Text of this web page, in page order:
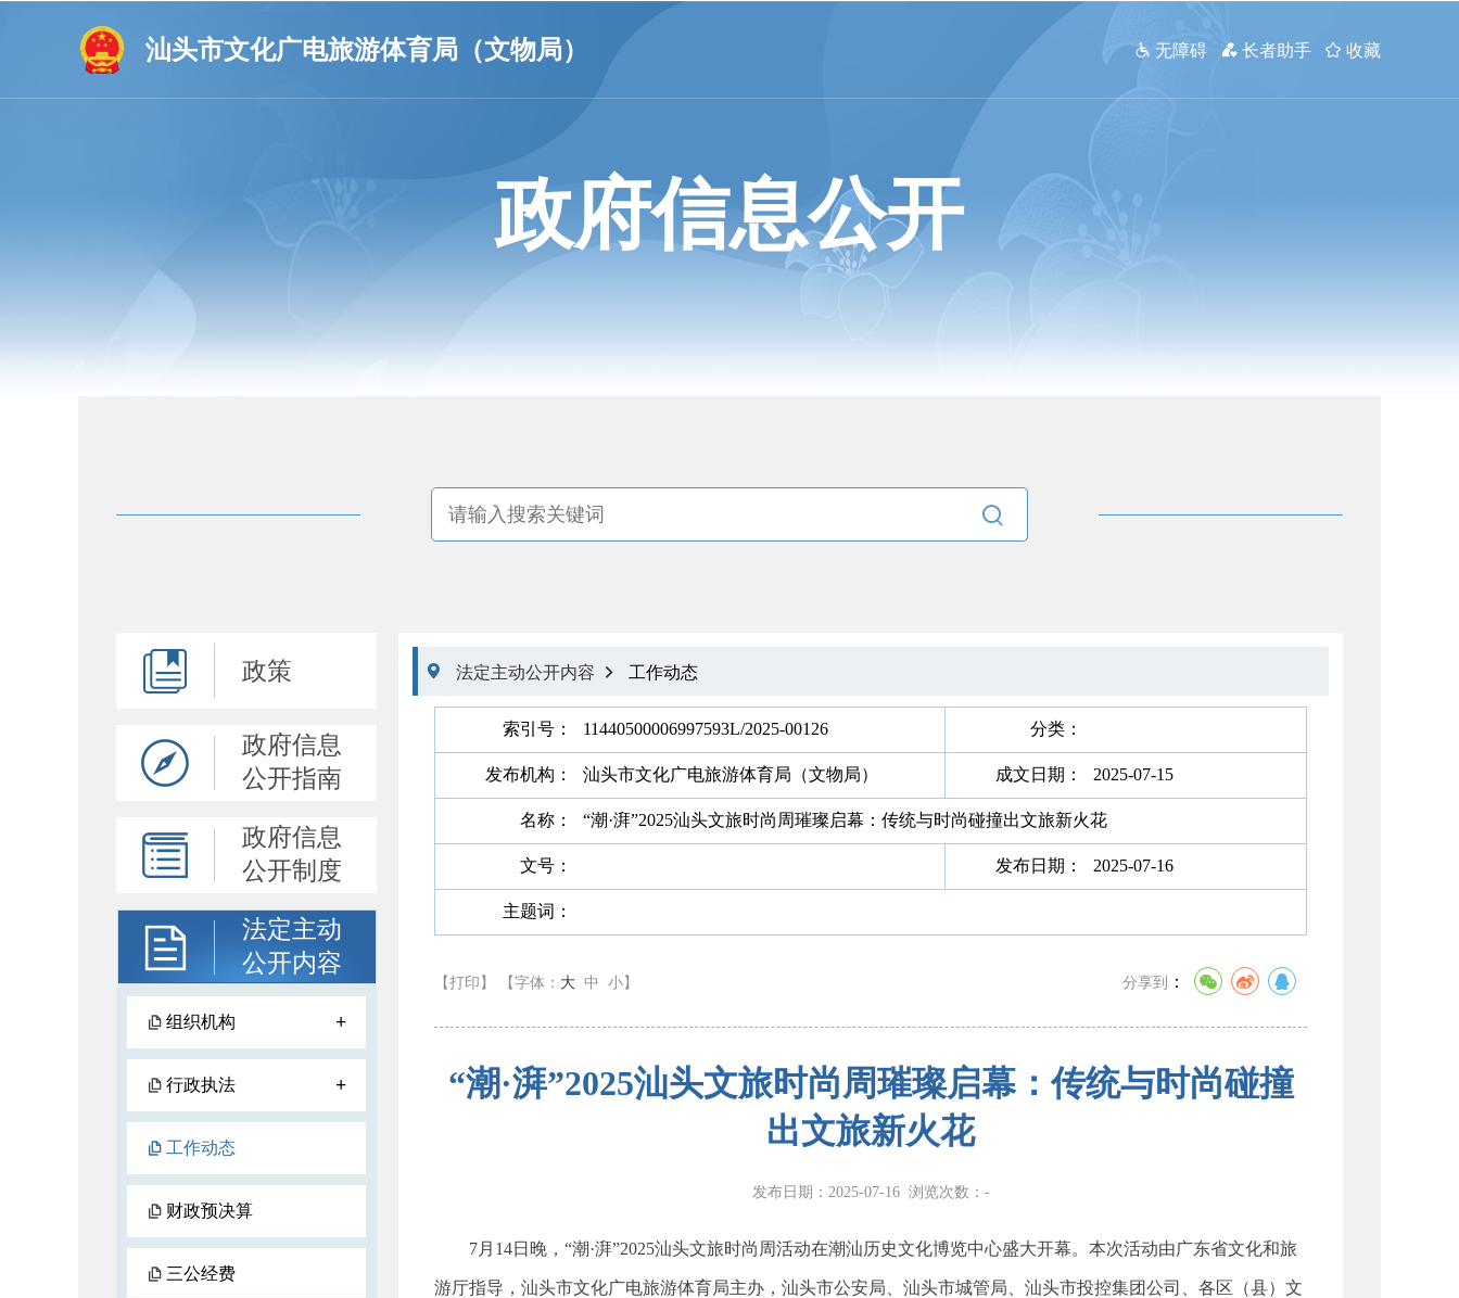
汕头市文化广电旅游体育局（文物局）  无障碍  长者助手  收藏
政府信息公开

政策
政府信息
公开指南
政府信息
公开制度
法定主动
公开内容
组织机构 +
行政执法 +
工作动态
财政预决算
三公经费
 法定主动公开内容  工作动态
索引号： 11440500006997593L/2025-00126 分类：
发布机构： 汕头市文化广电旅游体育局（文物局） 成文日期： 2025-07-15
名称： “潮·湃”2025汕头文旅时尚周璀璨启幕：传统与时尚碰撞出文旅新火花
文号： 发布日期： 2025-07-16
主题词：
【打印】 【字体： 大 中 小 】 分享到 ：
“潮·湃”2025汕头文旅时尚周璀璨启幕：传统与时尚碰撞
出文旅新火花
发布日期：2025-07-16 浏览次数： -
7月 14日晚， “潮·湃”2025汕头文旅时尚周活动在潮汕历史文化博览中心盛大开幕。本次活动由广东省文化和旅
游厅指导，汕头市文化广电旅游体育局主办，汕头市公安局、汕头市城管局、汕头市投控集团公司、各区（县）文